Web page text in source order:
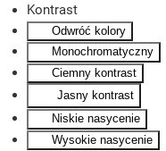
Kontrast
Odwróć kolory
Monochromatyczny
Ciemny kontrast
Jasny kontrast
Niskie nasycenie
Wysokie nasycenie
Skip to main content